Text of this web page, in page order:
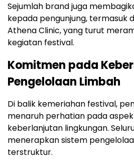
Sejumlah brandjuga
kepada pengunjung, termasuk
Athena Clinic,yang turut
kegiatan festival.
Komitmen pada
Pengelolaan Limbah
Di balik kemeriahan festival,
menaruh perhatian padaaspek
keberlanjutan lingkungan.
menerapkansistem
terstruktur.